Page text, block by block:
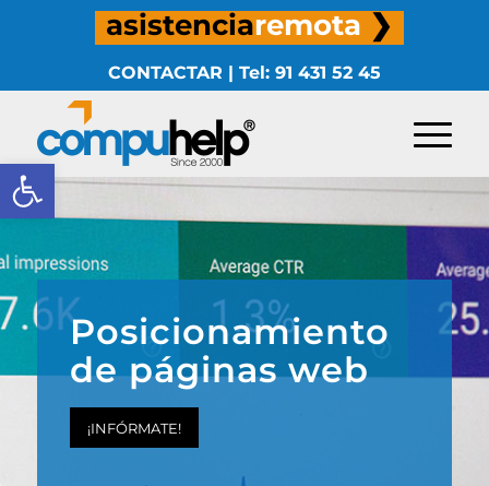
Abrir barra de herramientas
asistenciaremota ❯
CONTACTAR | Tel: 91 431 52 45
Posicionamiento
de páginas web
¡INFÓRMATE!